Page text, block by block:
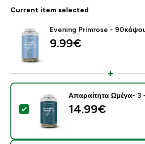
Current item selected
Evening Primrose -
9.99€‎
Select this product -
Απαραίτητα Ωμέγα- 3
14.99€‎